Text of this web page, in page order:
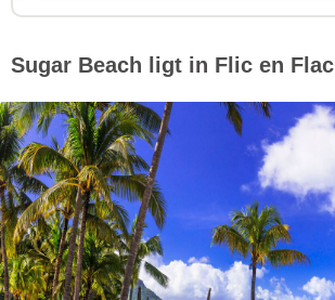
Sugar Beach ligt in Flic en Flac